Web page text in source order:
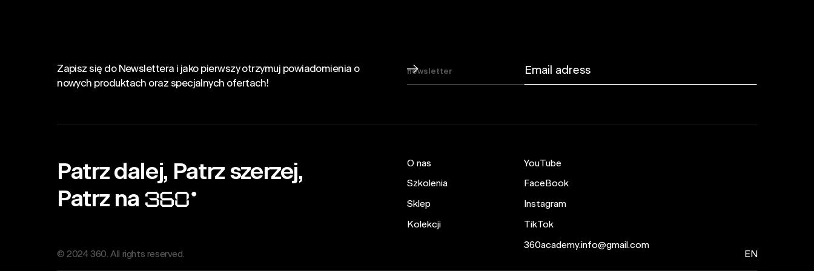
Zapisz się do Newslettera i jako pierwszy otrzymuj powiadomienia o
nowych produktach oraz specjalnych ofertach!
newsletter
Patrz dalej, Patrz szerzej,
Patrz na
O nas
Szkolenia
Sklep
Kolekcji
YouTube
FaceBook
Instagram
TikTok
360academy.info@gmail.com
© 2024 360. All rights reserved.
EN